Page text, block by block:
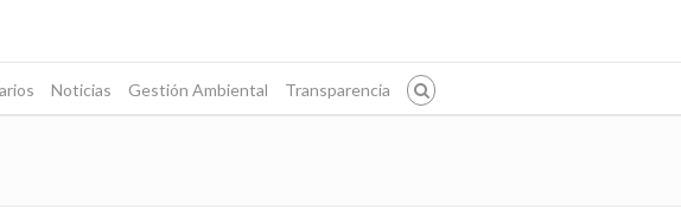
Noticias Gestión Ambiental Transparencia